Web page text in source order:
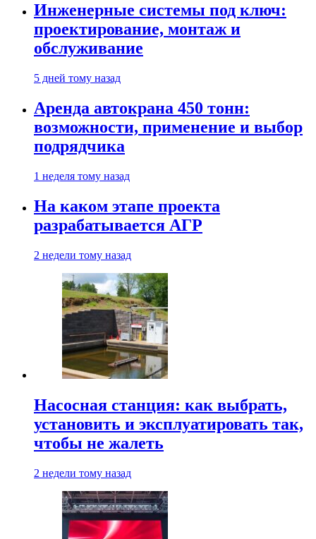
Инженерные системы под ключ:
проектирование, монтаж и
обслуживание
5 дней тому назад
Аренда автокрана 450 тонн:
возможности, применение и выбор
подрядчика
1 неделя тому назад
На каком этапе проекта
разрабатывается АГР
2 недели тому назад
Насосная станция: как выбрать,
установить и эксплуатировать так,
чтобы не жалеть
2 недели тому назад